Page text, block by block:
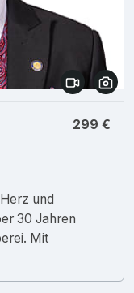
299 €
und
30 Jahren
Mit